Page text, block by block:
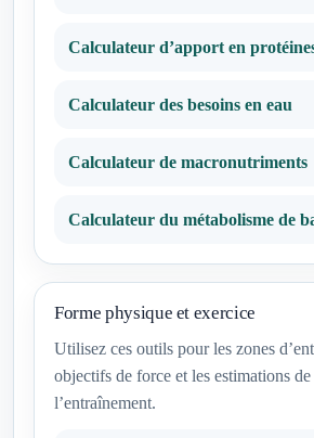
Calculateur d’apport en
Calculateur des besoins en eau
Calculateur de macronutriments
Calculateur du métabolisme de
Forme physique et exercice
Utilisez ces outils pour les zones
objectifs de force et les estimations
l’entraînement.